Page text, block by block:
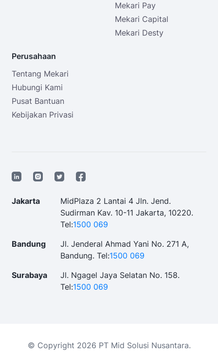
Mekari Pay
Mekari Capital
Mekari Desty
Perusahaan
Tentang Mekari
Hubungi Kami
Pusat Bantuan
Kebijakan Privasi
Jakarta
MidPlaza 2 Lantai 4 Jln. Jend.
Sudirman Kav. 10-11 Jakarta, 10220.
Tel:1500 069
Bandung
Jl. Jenderal Ahmad Yani No. 271 A,
Bandung. Tel:1500 069
Surabaya
Jl. Ngagel Jaya Selatan No. 158.
Tel:1500 069
© Copyright 2026 PT Mid Solusi Nusantara.